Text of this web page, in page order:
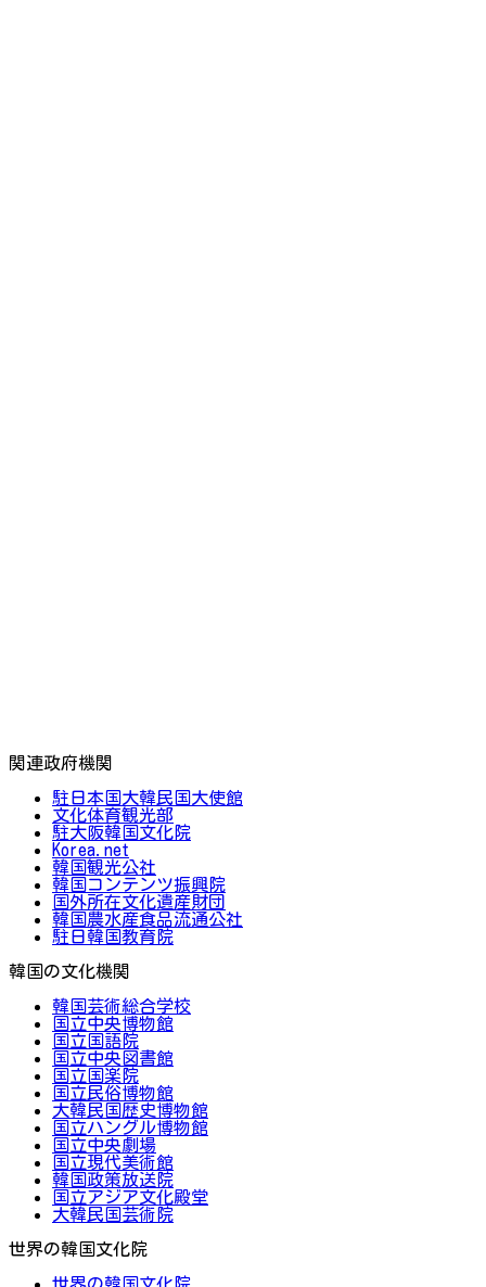
関連政府機関
駐日本国大韓民国大使館
文化体育観光部
駐大阪韓国文化院
Korea.net
韓国観光公社
韓国コンテンツ振興院
国外所在文化遺産財団
韓国農水産食品流通公社
駐日韓国教育院
韓国の文化機関
韓国芸術総合学校
国立中央博物館
国立国語院
国立中央図書館
国立国楽院
国立民俗博物館
大韓民国歴史博物館
国立ハングル博物館
国立中央劇場
国立現代美術館
韓国政策放送院
国立アジア文化殿堂
大韓民国芸術院
世界の韓国文化院